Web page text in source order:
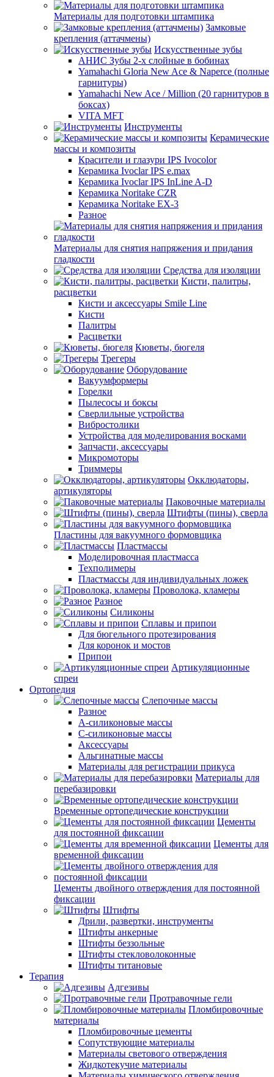
Материалы для подготовки штампика
Замковые
крепления (аттачмены)
Искусственные зубы
АНИС Зубы 2-х слойные в бобинах
Yamahachi Gloria New Ace & Naperce (полные
гарнитуры)
Yamahachi New Ace / Million (20 гарнитуров в
боксах)
VITA MFT
Инструменты
Керамические
массы и композиты
Красители и глазури IPS Ivocolor
Керамика Ivoclar IPS e.max
Керамика Ivoclar IPS InLine A-D
Керамика Noritake CZR
Керамика Noritake EX-3
Разное
Материалы для снятия напряжения и придания
гладкости
Средства для изоляции
Кисти, палитры,
расцветки
Кисти и аксессуары Smile Line
Кисти
Палитры
Расцветки
Кюветы, бюгеля
Трегеры
Оборудование
Вакуумформеры
Горелки
Пылесосы и боксы
Сверлильные устройства
Вибростолики
Устройства для моделирования восками
Запчасти, аксессуары
Микромоторы
Триммеры
Окклюдаторы,
артикуляторы
Паковочные материалы
Штифты (пины), сверла
Пластины для вакуумного формовщика
Пластмассы
Моделировочная пластмасса
Техполимеры
Пластмассы для индивидуальных ложек
Проволока, кламеры
Разное
Силиконы
Сплавы и припои
Для бюгельного протезирования
Для коронок и мостов
Припои
Артикуляционные
спреи
Ортопедия
Слепочные массы
Разное
А-силиконовые массы
С-силиконовые массы
Аксессуары
Альгинатные массы
Материалы для регистрации прикуса
Материалы для
перебазировки
Временные ортопедические конструкции
Цементы
для постоянной фиксации
Цементы для
временной фиксации
Цементы двойного отверждения для постоянной
фиксации
Штифты
Дрили, развертки, инструменты
Штифты анкерные
Штифты беззольные
Штифты стекловолоконные
Штифты титановые
Терапия
Адгезивы
Протравочные гели
Пломбировочные
материалы
Пломбировочные цементы
Сопутствующие материалы
Материалы светового отверждения
Жидкотекучие материалы